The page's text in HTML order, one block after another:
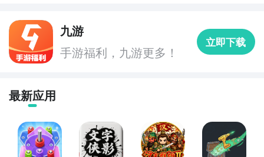
九游
手游福利，九游更多！
立即下载
最新应用